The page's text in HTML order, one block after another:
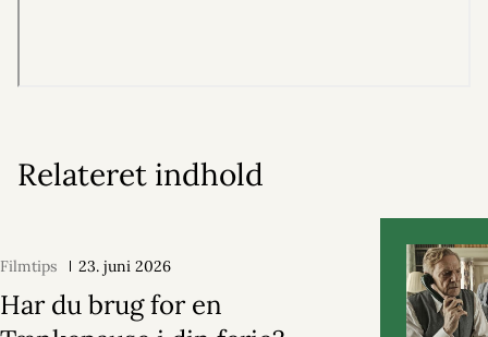
Relateret indhold
Filmtips 23. juni 2026
Har du brug for en